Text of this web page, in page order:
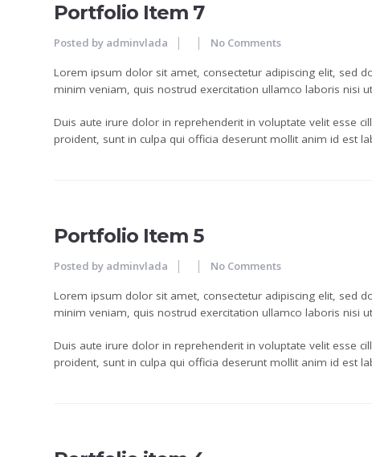
Portfolio Item 7
Posted by adminvlada No Comments
Lorem ipsum dolor sit amet, consectetur adipiscing elit, sed
minim veniam, quis nostrud exercitation ullamco laboris nisi
Duis aute irure dolor in reprehenderit in voluptate velit esse
proident, sunt in culpa qui officia deserunt mollit anim id est
Portfolio Item 5
Posted by adminvlada No Comments
Lorem ipsum dolor sit amet, consectetur adipiscing elit, sed
minim veniam, quis nostrud exercitation ullamco laboris nisi
Duis aute irure dolor in reprehenderit in voluptate velit esse
proident, sunt in culpa qui officia deserunt mollit anim id est